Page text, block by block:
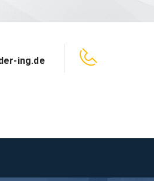
ing.de